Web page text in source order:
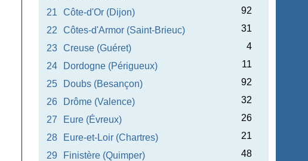
21
Côte-d'Or (Dijon)
92
22
Côtes-d'Armor (Saint-Brieuc)
31
23
Creuse (Guéret)
4
24
Dordogne (Périgueux)
11
25
Doubs (Besançon)
92
26
Drôme (Valence)
32
27
Eure (Évreux)
26
28
Eure-et-Loir (Chartres)
21
29
Finistère (Quimper)
48